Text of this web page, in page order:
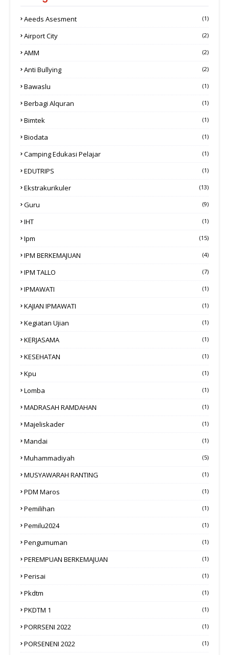
Aeeds Asesment (1)
Airport City (2)
AMM (2)
Anti Bullying (2)
Bawaslu (1)
Berbagi Alquran (1)
Bimtek (1)
Biodata (1)
Camping Edukasi Pelajar (1)
EDUTRIPS (1)
Ekstrakurikuler (13)
Guru (9)
IHT (1)
Ipm (15)
IPM BERKEMAJUAN (4)
IPM TALLO (7)
IPMAWATI (1)
KAJIAN IPMAWATI (1)
Kegiatan Ujian (1)
KERJASAMA (1)
KESEHATAN (1)
Kpu (1)
Lomba (1)
MADRASAH RAMDAHAN (1)
Majeliskader (1)
Mandai (1)
Muhammadiyah (5)
MUSYAWARAH RANTING (1)
PDM Maros (1)
Pemilihan (1)
Pemilu2024 (1)
Pengumuman (1)
PEREMPUAN BERKEMAJUAN (1)
Perisai (1)
Pkdtm (1)
PKDTM 1 (1)
PORRSENI 2022 (1)
PORSENENI 2022 (1)